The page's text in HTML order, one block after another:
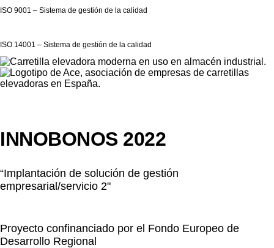
ISO 9001 – Sistema de gestión de la calidad
ISO 14001 – Sistema de gestión de la calidad
INNOBONOS 2022
“Implantación de solución de gestión
empresarial/servicio 2"
Proyecto confinanciado por el Fondo Europeo de
Desarrollo Regional